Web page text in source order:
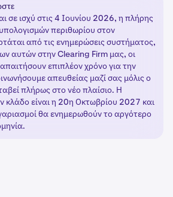
συναλλαγές με
Ο Κανόνας Intraday Margin
PDT που ίσχυαν
λογαριασμούς περιθωρίου.
σε ισχύ στις 4 Ιουνίου 2026, η πλήρης
περιθωρίου στον
από τις ενημερώσεις συστήματος,
αυτών στην Clearing Firm μας, οι
επιπλέον χρόνο για την
απευθείας μαζί σας μόλις ο
πλήρως στο νέο πλαίσιο. Η
κλάδο είναι η 20η Οκτωβρίου 2027 και
θα ενημερωθούν το αργότερο